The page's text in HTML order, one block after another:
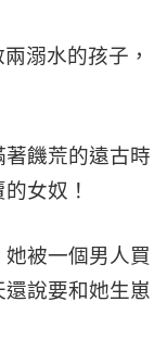
溺水的孩子，
饑荒的遠古時
女奴！
被一個男人買
說要和她生崽